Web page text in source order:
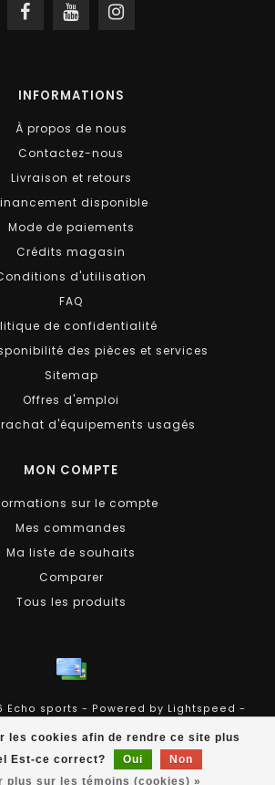
les cookies afin de rendre ce site plus
Est-ce correct?
Oui
Non
plus sur les témoins (cookies) »
INFORMATIONS
À propos de nous
Contactez-nous
Livraison et retours
disponible
Mode de paiements
Crédits magasin
d'utilisation
FAQ
de confidentialité
des pièces et services
Sitemap
Offres d'emploi
rachat d'équipements usagés
MON COMPTE
sur le compte
Mes commandes
Ma liste de souhaits
Comparer
Tous les produits
Echo sports - Powered by Lightspeed -
a 4.4 /5out of 258évaluations at